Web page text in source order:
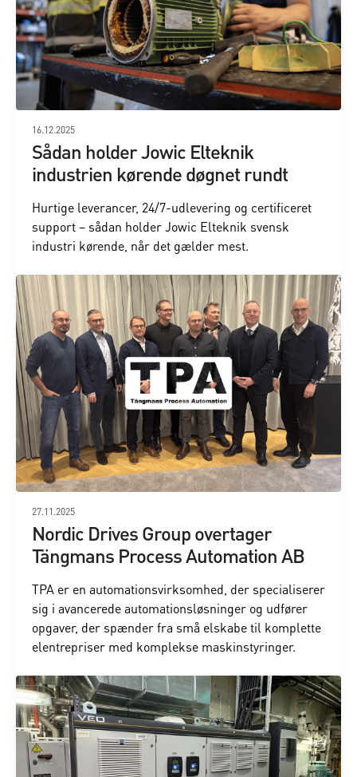
16.12.2025
Sådan holder Jowic Elteknik
industrien kørende døgnet rundt
Hurtige leverancer, 24/7-udlevering og certificeret
support – sådan holder Jowic Elteknik svensk
industri kørende, når det gælder mest.
27.11.2025
Nordic Drives Group overtager
Tängmans Process Automation AB
TPA er en automationsvirksomhed, der specialiserer
sig i avancerede automationsløsninger og udfører
opgaver, der spænder fra små elskabe til komplette
elentrepriser med komplekse maskinstyringer.